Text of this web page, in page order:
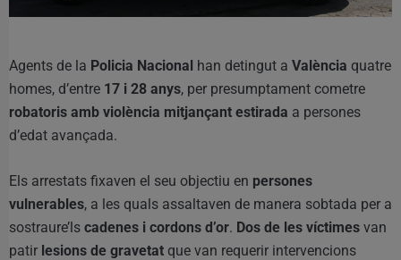
Agents de la Policia Nacional han detingut a València quatre
homes, d’entre 17 i 28 anys, per presumptament cometre
robatoris amb violència mitjançant estirada a persones
d’edat avançada.
Els arrestats fixaven el seu objectiu en persones
vulnerables, a les quals assaltaven de manera sobtada per a
sostraure’ls cadenes i cordons d’or. Dos de les víctimes van
patir lesions de gravetat que van requerir intervencions